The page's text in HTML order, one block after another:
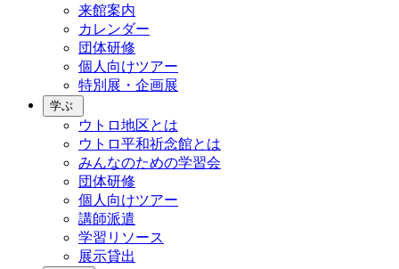
来館案内
カレンダー
団体研修
個人向けツアー
特別展・企画展
学ぶ
ウトロ地区とは
ウトロ平和祈念館とは
みんなのための学習会
団体研修
個人向けツアー
講師派遣
学習リソース
展示貸出